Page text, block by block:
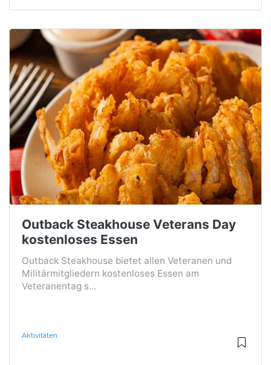
Outback Steakhouse Veterans Day
kostenloses Essen
Outback Steakhouse bietet allen Veteranen und
Militärmitgliedern kostenloses Essen am
Veteranentag s...
Aktivitäten